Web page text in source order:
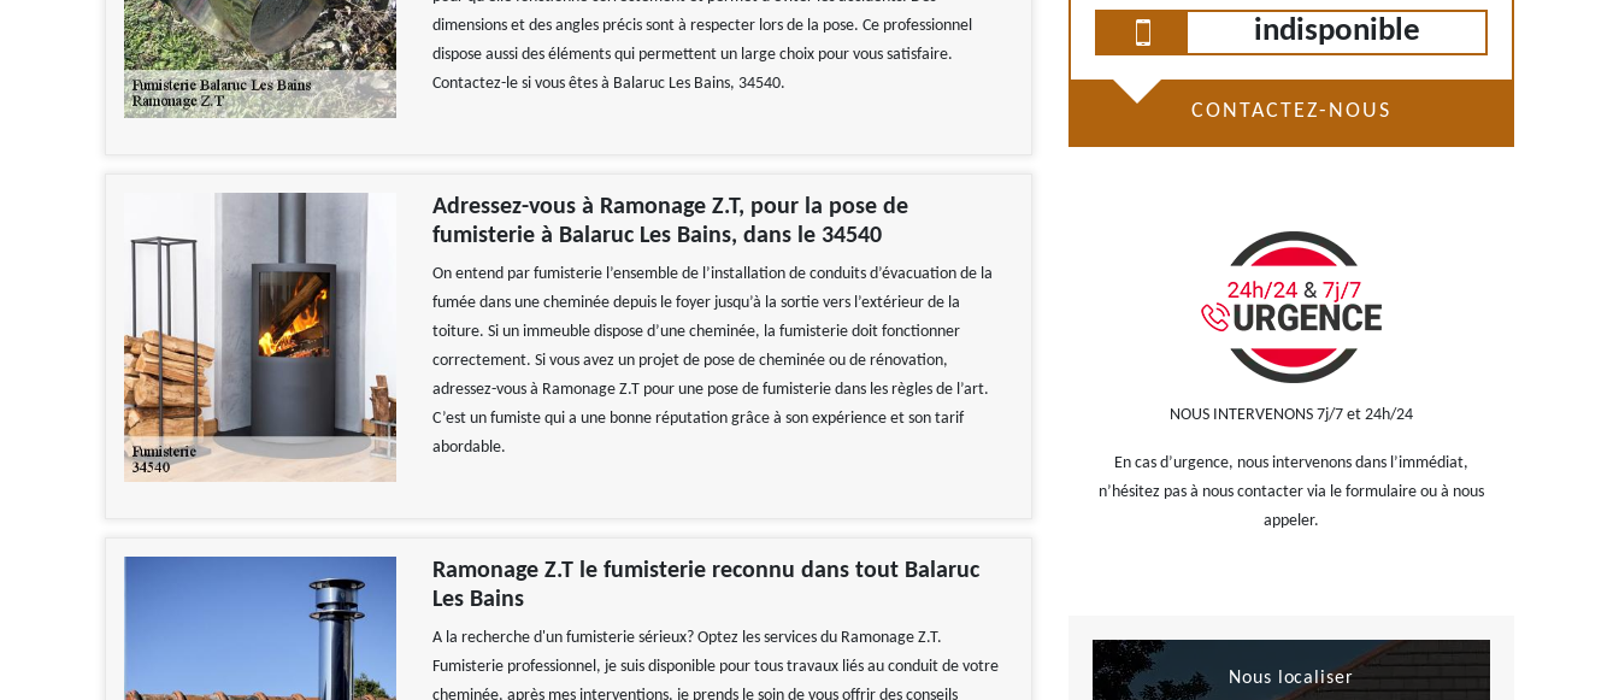
dimensions et des angles précis sont à respecter lors de la pose. Ce professionnel
dispose aussi des éléments qui permettent un large choix pour vous satisfaire.
Contactez-le si vous êtes à Balaruc Les Bains, 34540.
Adressez-vous à Ramonage Z.T, pour la pose de
fumisterie à Balaruc Les Bains, dans le 34540
On entend par fumisterie l’ensemble de l’installation de conduits d’évacuation de la
fumée dans une cheminée depuis le foyer jusqu’à la sortie vers l’extérieur de la
toiture. Si un immeuble dispose d’une cheminée, la fumisterie doit fonctionner
correctement. Si vous avez un projet de pose de cheminée ou de rénovation,
adressez-vous à Ramonage Z.T pour une pose de fumisterie dans les règles de l’art.
C’est un fumiste qui a une bonne réputation grâce à son expérience et son tarif
abordable.
Ramonage Z.T le fumisterie reconnu dans tout Balaruc
Les Bains
A la recherche d'un fumisterie sérieux? Optez les services du Ramonage Z.T.
Fumisterie professionnel, je suis disponible pour tous travaux liés au conduit de votre
cheminée, après mes interventions, je prends le soin de vous offrir des conseils
indisponible
CONTACTEZ-NOUS
NOUS INTERVENONS 7j/7 et 24h/24
En cas d’urgence, nous intervenons dans l’immédiat,
n’hésitez pas à nous contacter via le formulaire ou à nous
appeler.
Nous localiser